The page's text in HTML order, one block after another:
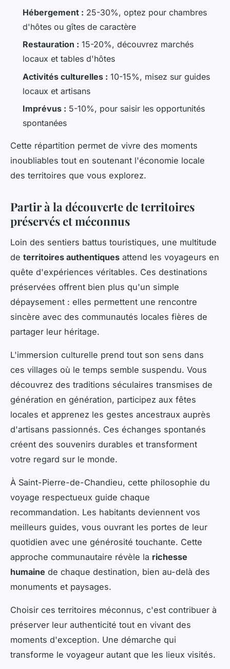
Hébergement : 25-30%, optez pour chambres
d'hôtes ou gîtes de caractère
Restauration : 15-20%, découvrez marchés
locaux et tables d'hôtes
Activités culturelles : 10-15%, misez sur guides
locaux et artisans
Imprévus : 5-10%, pour saisir les opportunités
spontanées
Cette répartition permet de vivre des moments
inoubliables tout en soutenant l'économie locale
des territoires que vous explorez.
Partir à la découverte de territoires
préservés et méconnus
Loin des sentiers battus touristiques, une multitude
de territoires authentiques attend les voyageurs en
quête d'expériences véritables. Ces destinations
préservées offrent bien plus qu'un simple
dépaysement : elles permettent une rencontre
sincère avec des communautés locales fières de
partager leur héritage.
L'immersion culturelle prend tout son sens dans
ces villages où le temps semble suspendu. Vous
découvrez des traditions séculaires transmises de
génération en génération, participez aux fêtes
locales et apprenez les gestes ancestraux auprès
d'artisans passionnés. Ces échanges spontanés
créent des souvenirs durables et transforment
votre regard sur le monde.
À Saint-Pierre-de-Chandieu, cette philosophie du
voyage respectueux guide chaque
recommandation. Les habitants deviennent vos
meilleurs guides, vous ouvrant les portes de leur
quotidien avec une générosité touchante. Cette
approche communautaire révèle la richesse
humaine de chaque destination, bien au-delà des
monuments et paysages.
Choisir ces territoires méconnus, c'est contribuer à
préserver leur authenticité tout en vivant des
moments d'exception. Une démarche qui
transforme le voyageur autant que les lieux visités.